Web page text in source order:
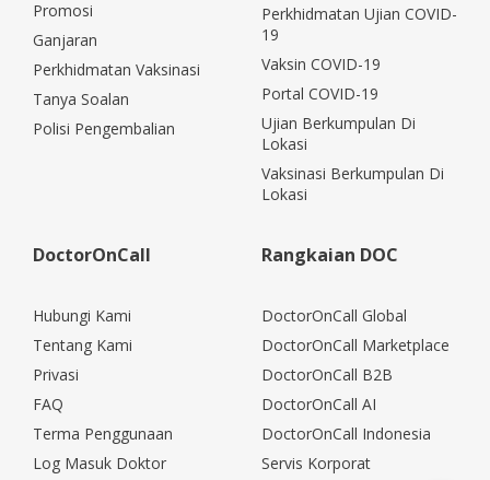
Promosi
Ganjaran
Perkhidmatan Vaksinasi
Tanya Soalan
Polisi Pengembalian
Perkhidmatan Ujian COVID-
19
Vaksin COVID-19
Portal COVID-19
Ujian Berkumpulan Di
Lokasi
Vaksinasi Berkumpulan Di
Lokasi
DoctorOnCall
Hubungi Kami
Tentang Kami
Privasi
FAQ
Terma Penggunaan
Log Masuk Doktor
Rangkaian DOC
DoctorOnCall Global
DoctorOnCall Marketplace
DoctorOnCall B2B
DoctorOnCall AI
DoctorOnCall Indonesia
Servis Korporat